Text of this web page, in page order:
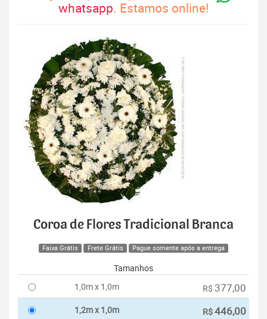
whatsapp. Estamos online!
Coroa de Flores Tradicional Branca
Faixa Grátis Frete Grátis Pague somente após a entrega
Tamanhos
1,0m x 1,0m
R$ 377,00
1,2m x 1,0m R$446,00